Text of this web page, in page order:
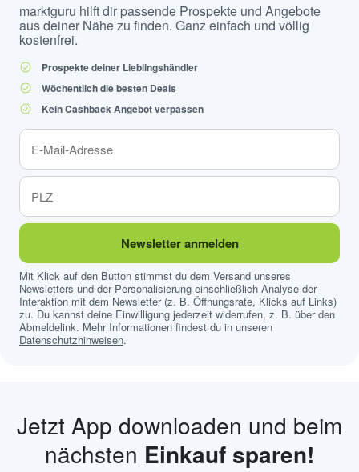
marktguru hilft dir passende Prospekte und Angebote
aus deiner Nähe zu finden. Ganz einfach und völlig
kostenfrei.
Prospekte deiner Lieblingshändler
Wöchentlich die besten Deals
Kein Cashback Angebot verpassen
Newsletter anmelden
Mit Klick auf den Button stimmst du dem Versand unseres
Newsletters und der Personalisierung einschließlich Analyse der
Interaktion mit dem Newsletter (z. B. Öffnungsrate, Klicks auf Links)
zu. Du kannst deine Einwilligung jederzeit widerrufen, z. B. über den
Abmeldelink. Mehr Informationen findest du in unseren
Datenschutzhinweisen.
Jetzt App downloaden und beim
nächsten Einkauf sparen!